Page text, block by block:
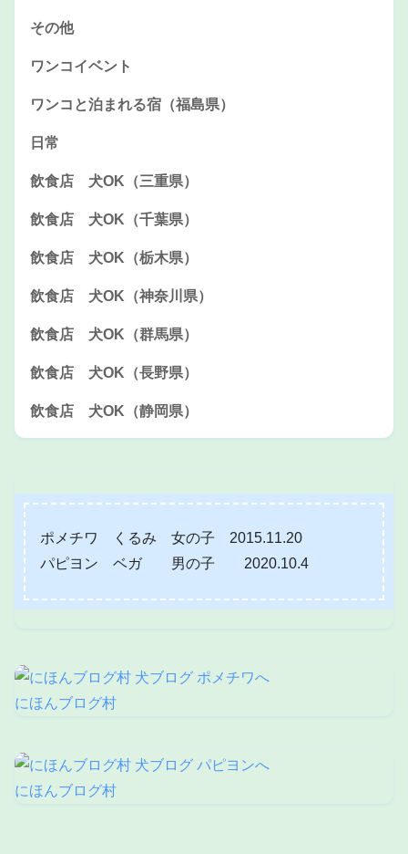
その他
ワンコイベント
ワンコと泊まれる宿（福島県）
日常
飲食店 犬OK（三重県）
飲食店 犬OK（千葉県）
飲食店 犬OK（栃木県）
飲食店 犬OK（神奈川県）
飲食店 犬OK（群馬県）
飲食店 犬OK（長野県）
飲食店 犬OK（静岡県）
ポメチワ くるみ 女の子 2015.11.20
パピヨン ベガ 男の子 2020.10.4
にほんブログ村
にほんブログ村